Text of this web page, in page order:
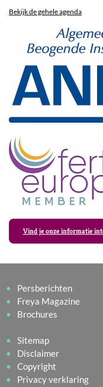
Bekijk de gehele agenda
Vind je onze informatie
Persberichten
Freya Magazine
Brochures
Sitemap
Disclaimer
Copyright
Privacy verklaring